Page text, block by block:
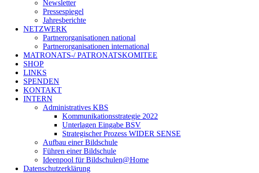
Newsletter
Pressespiegel
Jahresberichte
NETZWERK
Partnerorganisationen national
Partnerorganisationen international
MATRONATS-/ PATRONATSKOMITEE
SHOP
LINKS
SPENDEN
KONTAKT
INTERN
Administratives KBS
Kommunikationsstrategie 2022
Unterlagen Eingabe BSV
Strategischer Prozess WIDER SENSE
Aufbau einer Bildschule
Führen einer Bildschule
Ideenpool für Bildschulen@Home
Datenschutzerklärung